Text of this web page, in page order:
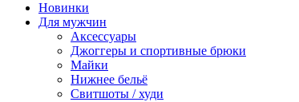
Новинки
Для мужчин
Аксессуары
Джоггеры и спортивные брюки
Майки
Нижнее бельё
Свитшоты / худи